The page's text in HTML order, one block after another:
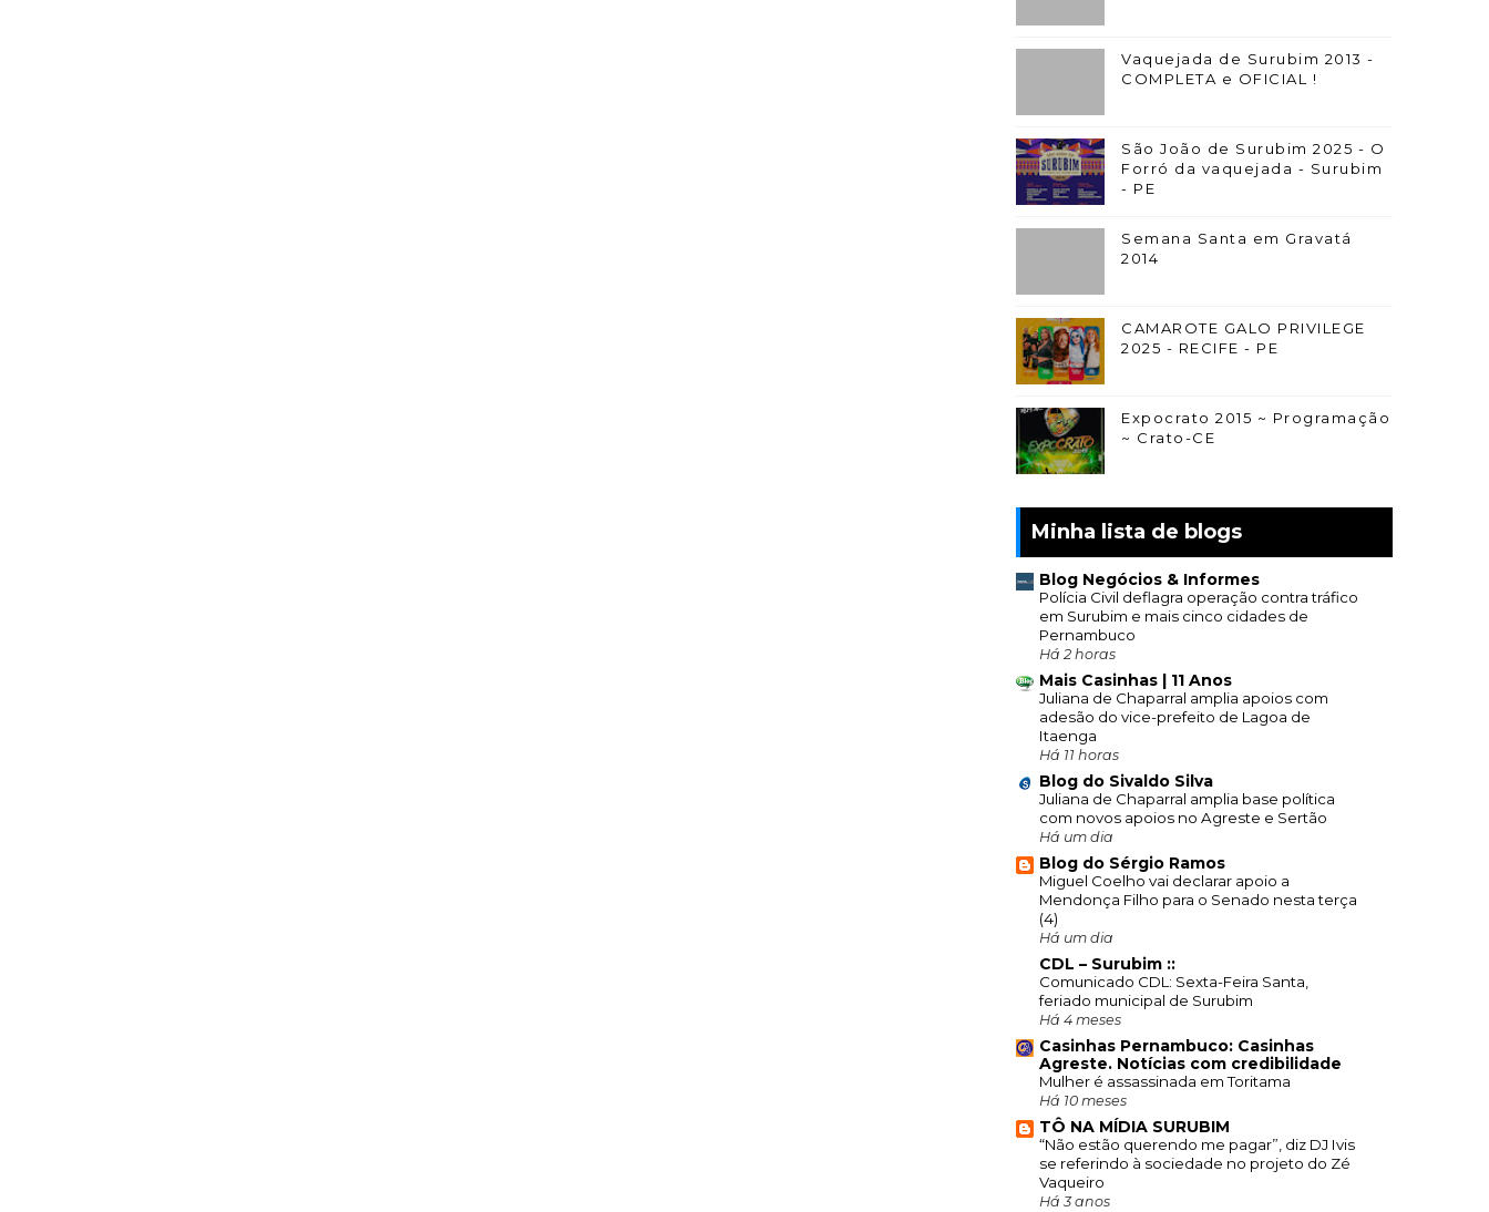
Vaquejada de Surubim 2013 -
COMPLETA e OFICIAL !
São João de Surubim 2025 - O
Forró da vaquejada - Surubim
- PE
Semana Santa em Gravatá
2014
CAMAROTE GALO PRIVILEGE
2025 - RECIFE - PE
Expocrato 2015 ~ Programação
~ Crato-CE
Minha lista de blogs
Blog Negócios & Informes
Polícia Civil deflagra operação contra tráfico
em Surubim e mais cinco cidades de
Pernambuco
Há 2 horas
Mais Casinhas | 11 Anos
Juliana de Chaparral amplia apoios com
adesão do vice-prefeito de Lagoa de
Itaenga
Há 11 horas
Blog do Sivaldo Silva
Juliana de Chaparral amplia base política
com novos apoios no Agreste e Sertão
Há um dia
Blog do Sérgio Ramos
Miguel Coelho vai declarar apoio a
Mendonça Filho para o Senado nesta terça
(4)
Há um dia
CDL – Surubim ::
Comunicado CDL: Sexta-Feira Santa,
feriado municipal de Surubim
Há 4 meses
Casinhas Pernambuco: Casinhas
Agreste. Notícias com credibilidade
Mulher é assassinada em Toritama
Há 10 meses
TÔ NA MÍDIA SURUBIM
“Não estão querendo me pagar”, diz DJ Ivis
se referindo à sociedade no projeto do Zé
Vaqueiro
Há 3 anos